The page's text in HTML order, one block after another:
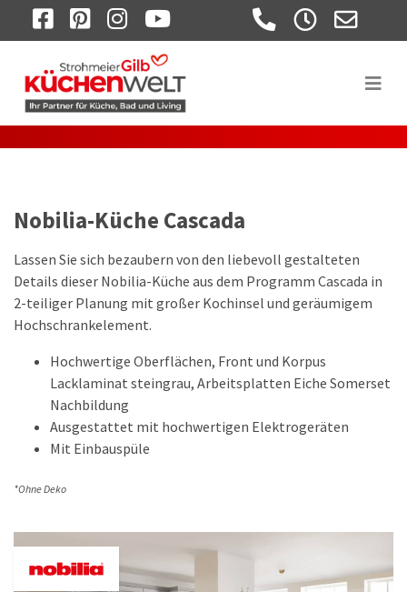
FACEBOOKPINTERESTINSTAGRAMYOUTUBE
Nobilia-Küche Cascada
Lassen Sie sich bezaubern von den liebevoll gestalteten
Details dieser Nobilia-Küche aus dem Programm Cascada in
2-teiliger Planung mit großer Kochinsel und geräumigem
Hochschrankelement.
Hochwertige Oberflächen, Front und Korpus
Lacklaminat steingrau, Arbeitsplatten Eiche Somerset
Nachbildung
Ausgestattet mit hochwertigen Elektrogeräten
Mit Einbauspüle
*Ohne Deko